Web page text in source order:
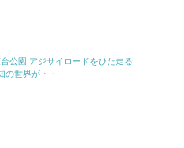
公園 アジサイロードをひた走る
世界が・・